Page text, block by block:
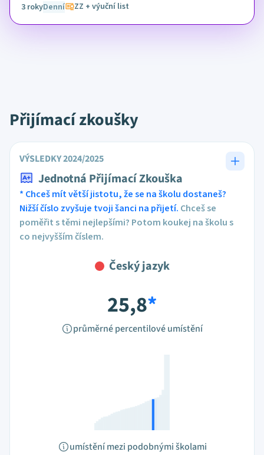
3 rokyDenní ZZ + výuční list
Přijímací zkoušky
VÝSLEDKY 2024/2025
Jednotná Přijímací Zkouška
* Chceš mít větší jistotu, že se na školu dostaneš?
Nižší číslo zvyšuje tvoji šanci na přijetí. Chceš se
poměřit s těmi nejlepšími? Potom koukej na školu s
co nejvyšším číslem.
Český jazyk
25,8*
průměrné percentilové umístění
umístění mezi podobnými školami